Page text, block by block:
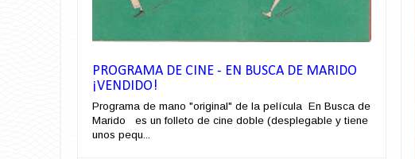
PROGRAMA DE CINE - EN BUSCA DE MARIDO
¡VENDIDO!
Programa de mano "original" de la película En Busca de
Marido es un folleto de cine doble (desplegable y tiene
unos pequ...